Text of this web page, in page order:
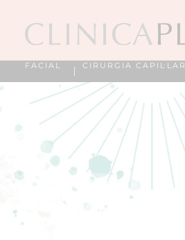
FACIAL CIRURGIA CAPIL·LAR